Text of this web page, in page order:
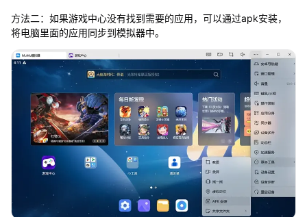
方法二：如果游戏中心没有找到需要的应用，可以通过apk安装，
将电脑里面的应用同步到模拟器中。